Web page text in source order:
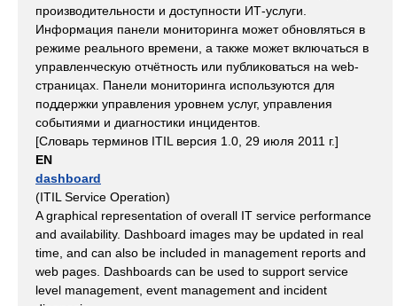
производительности и доступности ИТ-услуги.
Информация панели мониторинга может обновляться в
режиме реального времени, а также может включаться в
управленческую отчётность или публиковаться на web-
страницах. Панели мониторинга используются для
поддержки управления уровнем услуг, управления
событиями и диагностики инцидентов.
[Словарь терминов ITIL версия 1.0, 29 июля 2011 г.]
EN
dashboard
(ITIL Service Operation)
A graphical representation of overall IT service performance
and availability. Dashboard images may be updated in real
time, and can also be included in management reports and
web pages. Dashboards can be used to support service
level management, event management and incident